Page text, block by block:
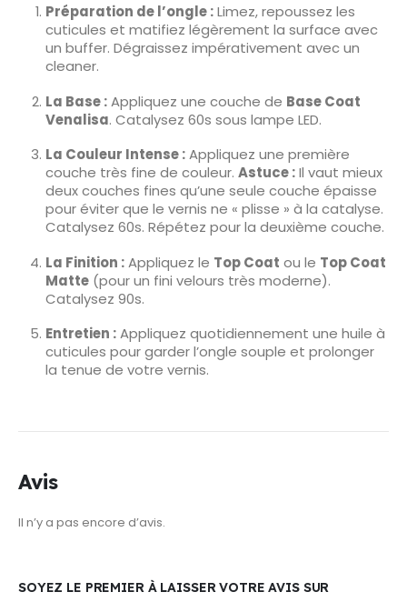
Préparation de l’ongle :Limez, repoussez les
cuticules et matifiez légèrement la surface avec
un buffer. Dégraissez impérativement avec un
cleaner.
La Base :Appliquez une couche de Base Coat
Venalisa. Catalysez 60s sous lampe LED.
La Couleur Intense :Appliquez une première
couche très fine de couleur. Astuce :Il vaut mieux
deux couches fines qu’une seule couche épaisse
pour éviter que le vernis ne « plisse » à la catalyse.
Catalysez 60s. Répétez pour la deuxième couche.
La Finition :Appliquez le Top Coat ou le Top Coat
Matte(pour un fini velours très moderne).
Catalysez 90s.
Entretien :Appliquez quotidiennement une huile à
cuticules pour garder l’ongle souple et prolonger
la tenue de votre vernis.
Avis
Il n’y a pas encore d’avis.
SOYEZ LE PREMIER À LAISSER VOTRE AVIS SUR